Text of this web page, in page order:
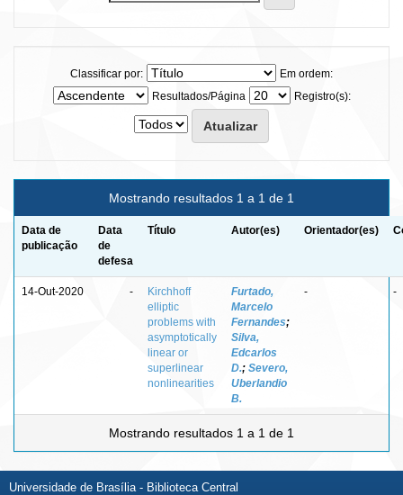
Classificar por:
Em ordem:
Resultados/Página
Registro(s):
Mostrando resultados 1 a 1 de 1
Data de
publicação
Data
de
defesa
Título Autor(es) Orientador(es)
14-Out-2020 -
Kirchhoff
elliptic
problems with
asymptotically
linear or
superlinear
nonlinearities
Furtado,
Marcelo
Fernandes;
Silva,
Edcarlos
D.; Severo,
Uberlandio
B.
- -
Mostrando resultados 1 a 1 de 1
Universidade de Brasília - Biblioteca Central